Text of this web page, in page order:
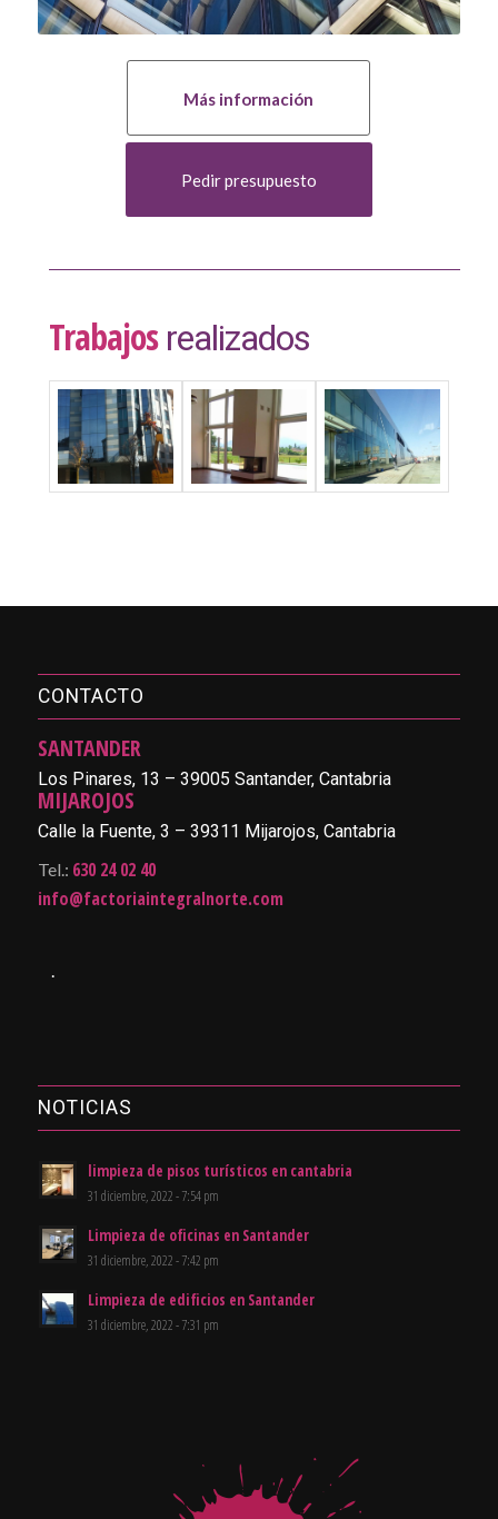
Más información
Pedir presupuesto
Trabajosrealizados
CONTACTO
SANTANDER
Los Pinares, 13 – 39005 Santander, Cantabria
MIJAROJOS
Calle la Fuente, 3 – 39311 Mijarojos, Cantabria
Tel.: 630 24 02 40
info@factoriaintegralnorte.com
.
NOTICIAS
limpieza de pisos turísticos en cantabria
31 diciembre, 2022 - 7:54 pm
Limpieza de oficinas en Santander
31 diciembre, 2022 - 7:42 pm
Limpieza de edificios en Santander
31 diciembre, 2022 - 7:31 pm